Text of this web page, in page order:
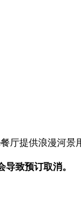
厅提供浪漫河
致预订取消。